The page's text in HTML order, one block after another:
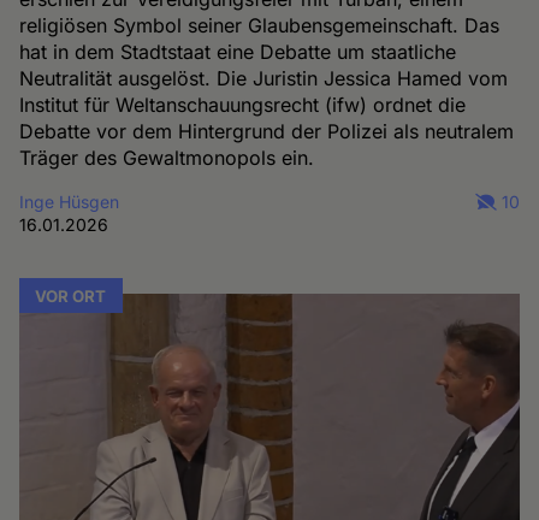
religiösen Symbol seiner Glaubensgemeinschaft. Das
hat in dem Stadtstaat eine Debatte um staatliche
Neutralität ausgelöst. Die Juristin Jessica Hamed vom
Institut für Weltanschauungsrecht (ifw) ordnet die
Debatte vor dem Hintergrund der Polizei als neutralem
Träger des Gewaltmonopols ein.
Inge Hüsgen
16.01.2026
10
VOR ORT